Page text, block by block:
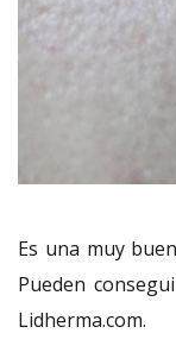
Es una muy
Pueden
Lidherma.com.